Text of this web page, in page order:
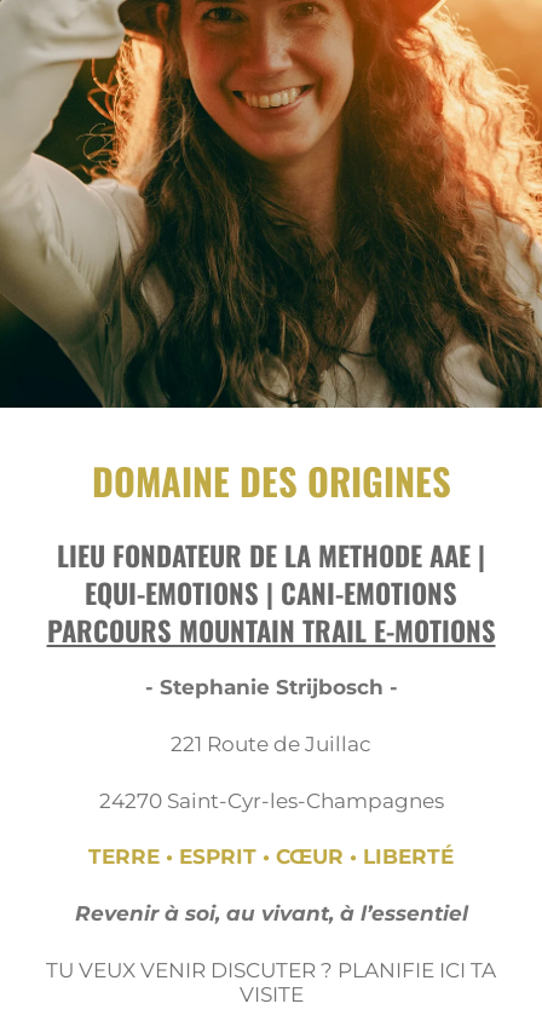
DOMAINE DES ORIGINES
LIEU FONDATEUR DE LA METHODE AAE |
EQUI-EMOTIONS | CANI-EMOTIONS
PARCOURS MOUNTAIN TRAIL E-MOTIONS
- Stephanie Strijbosch -
221 Route de Juillac
24270 Saint-Cyr-les-Champagnes
TERRE • ESPRIT • CŒUR • LIBERTÉ
Revenir à soi, au vivant, à l’essentiel
TU VEUX VENIR DISCUTER ? PLANIFIE ICI TA
VISITE